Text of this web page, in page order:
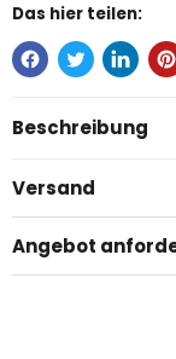
Das hier teilen:
Beschreibung
Versand
Angebot